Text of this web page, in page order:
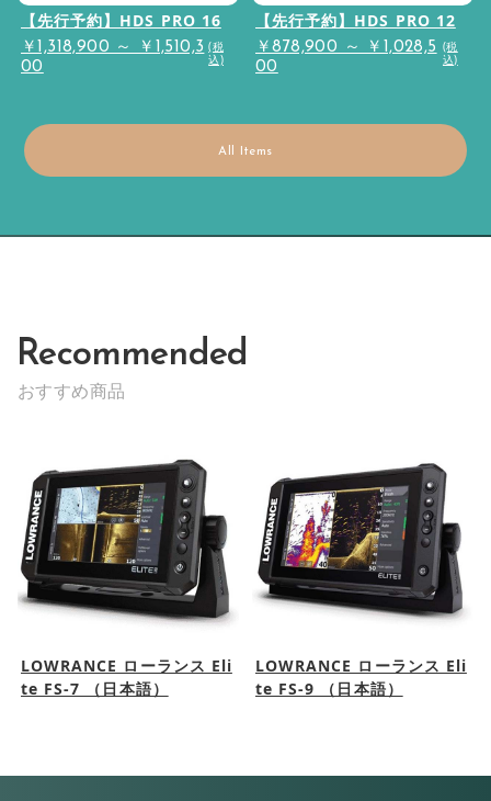
【先行予約】HDS PRO 16
￥1,318,900 ～ ￥1,510,3
00
(税
込)
【先行予約】HDS PRO 12
￥878,900 ～ ￥1,028,5
00
(税
込)
All Items
Recommended
おすすめ商品
LOWRANCE ローランス Eli
te FS-7 （日本語）
LOWRANCE ローランス Eli
te FS-9 （日本語）